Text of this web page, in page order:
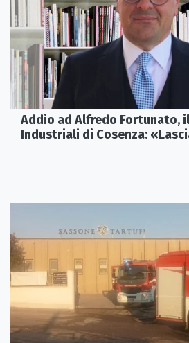
Addio ad Alfredo Fortunato,
Industriali di Cosenza: